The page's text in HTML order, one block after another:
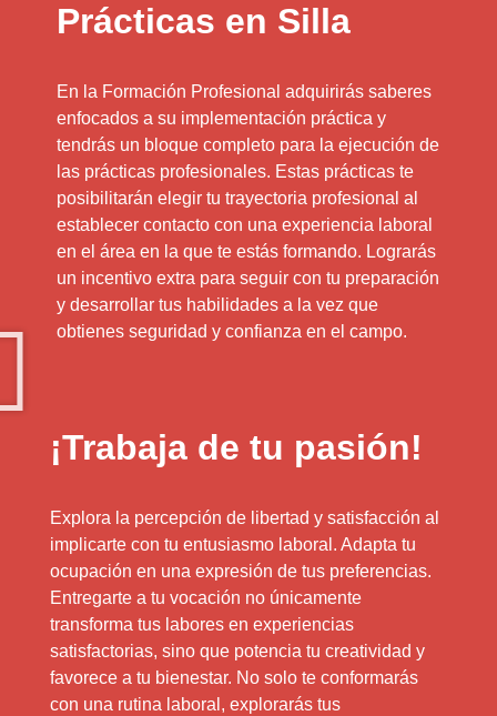
Prácticas en Silla
En la Formación Profesional adquirirás saberes
enfocados a su implementación práctica y
tendrás un bloque completo para la ejecución de
las prácticas profesionales. Estas prácticas te
posibilitarán elegir tu trayectoria profesional al
establecer contacto con una experiencia laboral
en el área en la que te estás formando. Lograrás
un incentivo extra para seguir con tu preparación
y desarrollar tus habilidades a la vez que
obtienes seguridad y confianza en el campo.
¡Trabaja de tu pasión!
Explora la percepción de libertad y satisfacción al
implicarte con tu entusiasmo laboral. Adapta tu
ocupación en una expresión de tus preferencias.
Entregarte a tu vocación no únicamente
transforma tus labores en experiencias
satisfactorias, sino que potencia tu creatividad y
favorece a tu bienestar. No solo te conformarás
con una rutina laboral, explorarás tus